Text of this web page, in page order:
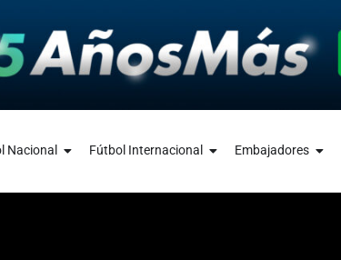
Nacional Fútbol Internacional Embajadores